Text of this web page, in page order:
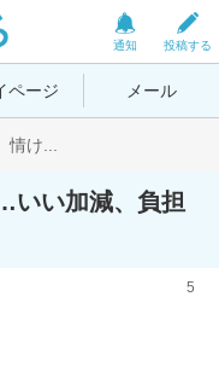
投稿する
通知
ページ メール
け...
いい加減、負担
5